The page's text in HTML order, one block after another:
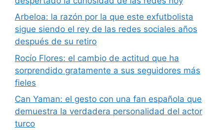
Arbeloa: la razón por la que este exfutbolista
sigue siendo el rey de las redes sociales años
después de su retiro
Rocío Flores: el cambio de actitud que ha
sorprendido gratamente a sus seguidores más
fieles
Can Yaman: el gesto con una fan española que
demuestra la verdadera personalidad del actor
turco